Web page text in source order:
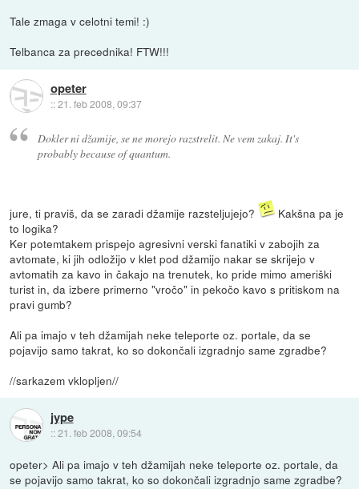
Tale zmaga v celotni temi! :)
Telbanca za precednika! FTW!!!
opeter
::21. feb 2008, 09:37
Dokler ni džamije, se ne morejo razstrelit. Ne vem zakaj. It's
probably because of quantum.
jure, ti praviš, da se zaradi džamije razsteljujejo?
Kakšna pa je
to logika?
Ker potemtakem prispejo agresivni verski fanatiki v zabojih za
avtomate, ki jih odložijo v klet pod džamijo nakar se skrijejo v
avtomatih za kavo in čakajo na trenutek, ko pride mimo ameriški
turist in, da izbere primerno "vročo" in pekočo kavo s pritiskom na
pravi gumb?
Ali pa imajo v teh džamijah neke teleporte oz. portale, da se
pojavijo samo takrat, ko so dokončali izgradnjo same zgradbe?
//sarkazem vklopljen//
jype
::21. feb 2008, 09:54
opeter> Ali pa imajo v teh džamijah neke teleporte oz. portale, da
se pojavijo samo takrat, ko so dokončali izgradnjo same zgradbe?